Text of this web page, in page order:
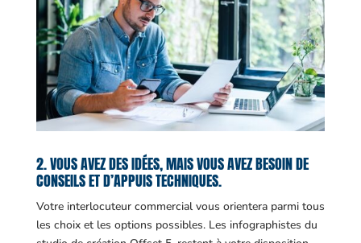
2. VOUS AVEZ DES IDÉES, MAIS VOUS AVEZ BESOIN DE
CONSEILS ET D’APPUIS TECHNIQUES.
Votre interlocuteur commercial vous orientera parmi tous
les choix et les options possibles. Les infographistes du